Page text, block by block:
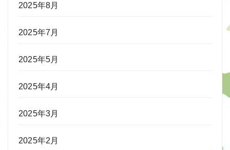
2025年8月
2025年7月
2025年5月
2025年4月
2025年3月
2025年2月